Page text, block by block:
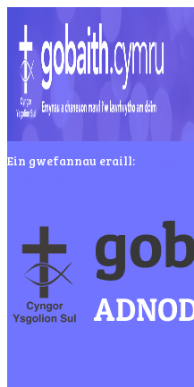
Ein gwefannau eraill: